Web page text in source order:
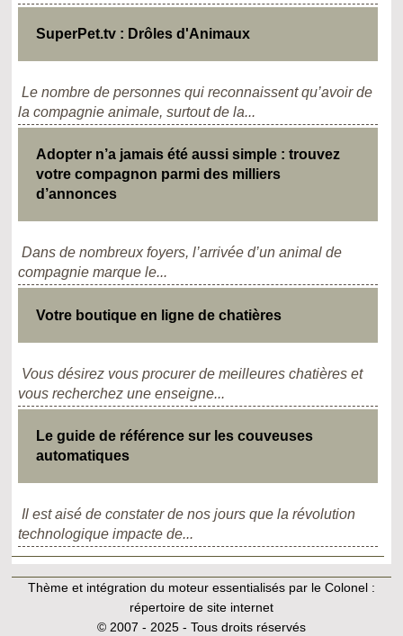
SuperPet.tv : Drôles d'Animaux
Le nombre de personnes qui reconnaissent qu’avoir de
la compagnie animale, surtout de la...
Adopter n’a jamais été aussi simple : trouvez
votre compagnon parmi des milliers
d’annonces
Dans de nombreux foyers, l’arrivée d’un animal de
compagnie marque le...
Votre boutique en ligne de chatières
Vous désirez vous procurer de meilleures chatières et
vous recherchez une enseigne...
Le guide de référence sur les couveuses
automatiques
Il est aisé de constater de nos jours que la révolution
technologique impacte de...
Thème et intégration du moteur essentialisés par le Colonel :
répertoire de site internet
© 2007 - 2025 - Tous droits réservés